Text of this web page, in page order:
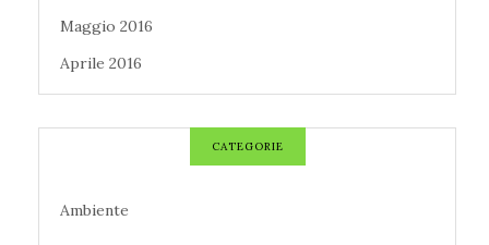
Maggio 2016
Aprile 2016
CATEGORIE
Ambiente